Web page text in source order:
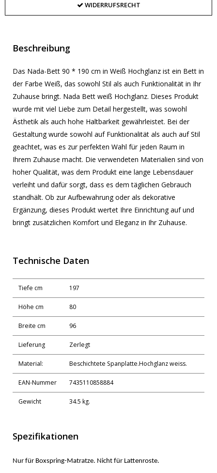
WIDERRUFSRECHT
Beschreibung
Das Nada-Bett 90 * 190 cm in Weiß Hochglanz ist ein Bett in
der Farbe Weiß, das sowohl Stil als auch Funktionalität in Ihr
Zuhause bringt. Nada Bett weiß Hochglanz. Dieses Produkt
wurde mit viel Liebe zum Detail hergestellt, was sowohl
Ästhetik als auch hohe Haltbarkeit gewährleistet. Bei der
Gestaltung wurde sowohl auf Funktionalität als auch auf Stil
geachtet, was es zur perfekten Wahl für jeden Raum in
Ihrem Zuhause macht. Die verwendeten Materialien sind von
hoher Qualität, was dem Produkt eine lange Lebensdauer
verleiht und dafür sorgt, dass es dem täglichen Gebrauch
standhält. Ob zur Aufbewahrung oder als dekorative
Ergänzung, dieses Produkt wertet Ihre Einrichtung auf und
bringt zusätzlichen Komfort und Eleganz in Ihr Zuhause.
Technische Daten
Tiefe cm 197
Höhe cm 80
Breite cm 96
Lieferung Zerlegt
Material: Beschichtete Spanplatte.Hochglanz weiss.
EAN-Nummer 7435110858884
Gewicht 34.5 kg.
Spezifikationen
Nur für Boxspring-Matratze. Nicht für Lattenroste.